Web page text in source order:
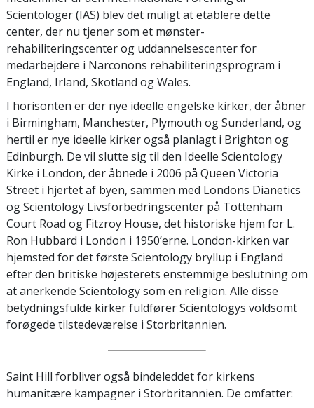
Scientologer (IAS) blev det muligt at etablere dette
center, der nu tjener som et mønster-
rehabiliteringscenter og uddannelsescenter for
medarbejdere i Narconons rehabiliteringsprogram i
England, Irland, Skotland og Wales.
I horisonten er der nye ideelle engelske kirker, der åbner
i Birmingham, Manchester, Plymouth og Sunderland, og
hertil er nye ideelle kirker også planlagt i Brighton og
Edinburgh. De vil slutte sig til den Ideelle Scientology
Kirke i London, der åbnede i 2006 på Queen Victoria
Street i hjertet af byen, sammen med Londons Dianetics
og Scientology Livsforbedringscenter på Tottenham
Court Road og Fitzroy House, det historiske hjem for L.
Ron Hubbard i London i 1950’erne. London-kirken var
hjemsted for det første Scientology bryllup i England
efter den britiske højesterets enstemmige beslutning om
at anerkende Scientology som en religion. Alle disse
betydningsfulde kirker fuldfører Scientologys voldsomt
forøgede tilstedeværelse i Storbritannien.
Saint Hill forbliver også bindeleddet for kirkens
humanitære kampagner i Storbritannien. De omfatter: